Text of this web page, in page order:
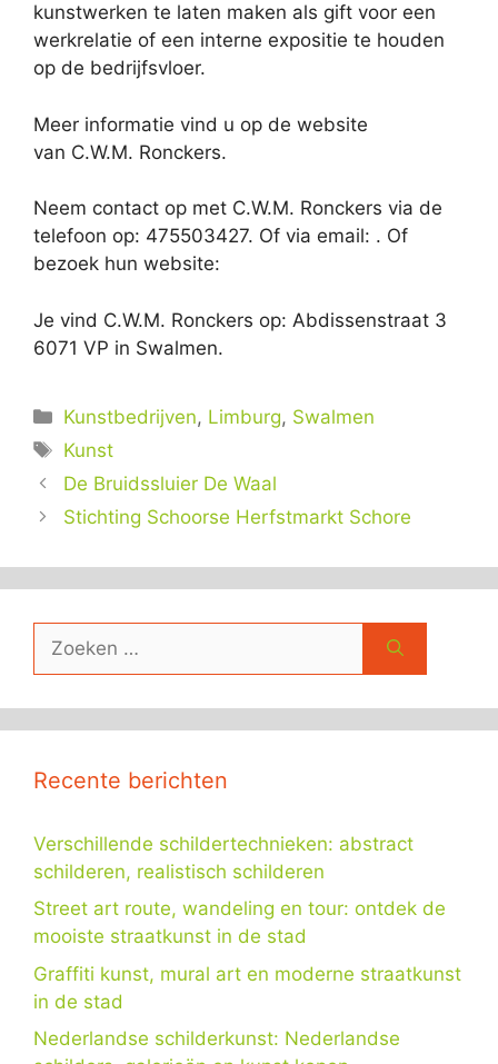
kunstwerken te laten maken als gift voor een
werkrelatie of een interne expositie te houden
op de bedrijfsvloer.
Meer informatie vind u op de website
van C.W.M. Ronckers.
Neem contact op met C.W.M. Ronckers via de
telefoon op: 475503427. Of via email: . Of
bezoek hun website:
Je vind C.W.M. Ronckers op: Abdissenstraat 3
6071 VP in Swalmen.
Categorieën
Kunstbedrijven, Limburg, Swalmen
Tags
Kunst
De Bruidssluier De Waal
Stichting Schoorse Herfstmarkt Schore
naar:
Recente berichten
Verschillende schildertechnieken: abstract
schilderen, realistisch schilderen
Street art route, wandeling en tour: ontdek de
mooiste straatkunst in de stad
Graffiti kunst, mural art en moderne straatkunst
in de stad
Nederlandse schilderkunst: Nederlandse